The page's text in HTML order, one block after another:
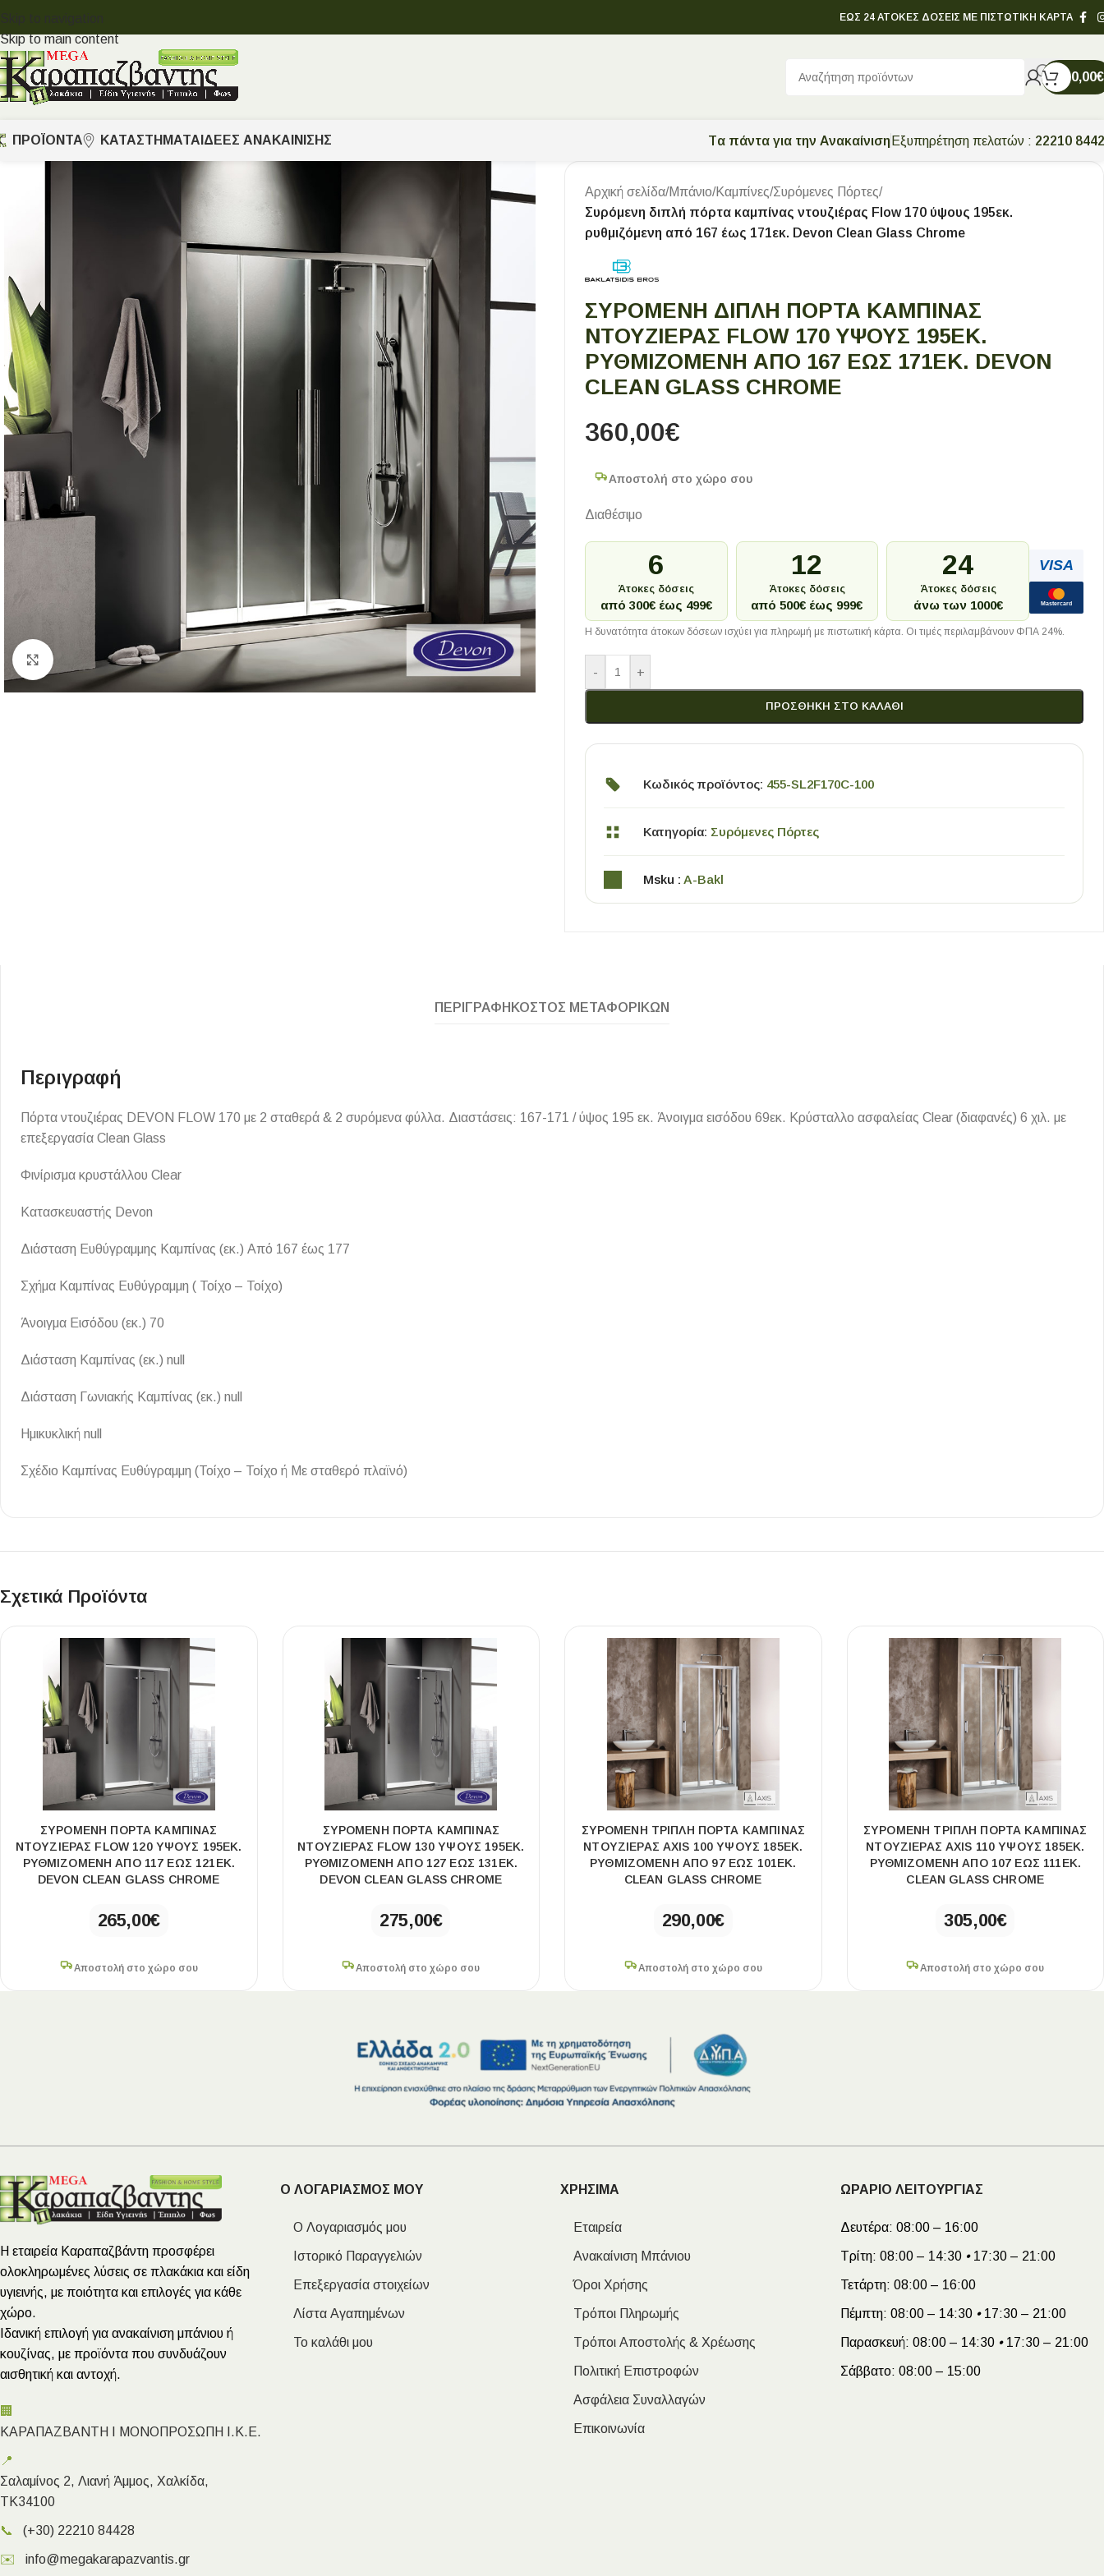
Skip to navigation
Skip to main content
ΕΩΣ 24 ΑΤΟΚΕΣ ΔΟΣΕΙΣ ΜΕ ΠΙΣΤΩΤΙΚΗ ΚΑΡΤΑ
0,00€
ΠΡΟΪΟΝΤΑ
Επένδυσης Τοίχου
Ψηφίδες
Ειδικά Τεμάχια
ΚΑΤΑΣΤΗΜΑΤΑ ΙΔΈΕΣ ΑΝΑΚΑΊΝΙΣΗΣ Tα πάντα για την Ανακαίνιση Εξυπηρέτηση πελατών : 22210
Κλικ για μεγέθυνση
Αρχική σελίδα/Μπάνιο/Καμπίνες/Συρόμενες Πόρτες/
Συρόμενη διπλή πόρτα καμπίνας ντουζιέρας Flow 170 ύψους 195εκ.
ρυθμιζόμενη από 167 έως 171εκ. Devon Clean Glass Chrome
ΣΥΡΌΜΕΝΗ ΔΙΠΛΉ ΠΌΡΤΑ ΚΑΜΠΊΝΑΣ
ΝΤΟΥΖΙΈΡΑΣ FLOW 170 ΎΨΟΥΣ 195ΕΚ.
ΡΥΘΜΙΖΌΜΕΝΗ ΑΠΌ 167 ΈΩΣ 171ΕΚ. DEVON
CLEAN GLASS CHROME
360,00€
Αποστολή στο χώρο σου
Διαθέσιμο
6
Άτοκες δόσεις
από 300€ έως 499€
12
Άτοκες δόσεις
από 500€ έως 999€
24
Άτοκες δόσεις
άνω των 1000€
VISA
Mastercard
Η δυνατότητα άτοκων δόσεων ισχύει για πληρωμή με πιστωτική κάρτα. Οι τιμές περιλαμβάνουν ΦΠΑ 24%.
- +
ΠΡΟΣΘΉΚΗ ΣΤΟ ΚΑΛΆΘΙ
Κωδικός προϊόντος: 455-SL2F170C-100
Κατηγορία: Συρόμενες Πόρτες
Msku : A-Bakl
ΠΕΡΙΓΡΑΦΉ ΚΌΣΤΟΣ ΜΕΤΑΦΟΡΙΚΏΝ
Περιγραφή
Πόρτα ντουζιέρας DEVON FLOW 170 με 2 σταθερά & 2 συρόμενα φύλλα. Διαστάσεις: 167-171 / ύψος 195 εκ. Άνοιγμα εισόδου 69εκ. Κρύσταλλο ασφαλείας Clear (διαφανές) 6 χιλ. με
επεξεργασία Clean Glass
Φινίρισμα κρυστάλλου Clear
Κατασκευαστής Devon
Διάσταση Ευθύγραμμης Καμπίνας (εκ.) Από 167 έως 177
Σχήμα Καμπίνας Ευθύγραμμη ( Τοίχο – Τοίχο)
Άνοιγμα Εισόδου (εκ.) 70
Διάσταση Καμπίνας (εκ.) null
Διάσταση Γωνιακής Καμπίνας (εκ.) null
Ημικυκλική null
Σχέδιο Καμπίνας Ευθύγραμμη (Τοίχο – Τοίχο ή Με σταθερό πλαϊνό)
Σχετικά Προϊόντα
ΣΥΡΌΜΕΝΗ ΠΌΡΤΑ ΚΑΜΠΊΝΑΣ
ΝΤΟΥΖΙΈΡΑΣ FLOW 120 ΎΨΟΥΣ 195ΕΚ.
ΡΥΘΜΙΖΌΜΕΝΗ ΑΠΌ 117 ΈΩΣ 121ΕΚ.
DEVON CLEAN GLASS CHROME
265,00€
Αποστολή στο χώρο σου
ΣΥΡΌΜΕΝΗ ΠΌΡΤΑ ΚΑΜΠΊΝΑΣ
ΝΤΟΥΖΙΈΡΑΣ FLOW 130 ΎΨΟΥΣ 195ΕΚ.
ΡΥΘΜΙΖΌΜΕΝΗ ΑΠΌ 127 ΈΩΣ 131ΕΚ.
DEVON CLEAN GLASS CHROME
275,00€
Αποστολή στο χώρο σου
ΣΥΡΌΜΕΝΗ ΤΡΙΠΛΉ ΠΌΡΤΑ ΚΑΜΠΊΝΑΣ
ΝΤΟΥΖΙΈΡΑΣ AXIS 100 ΎΨΟΥΣ 185ΕΚ.
ΡΥΘΜΙΖΌΜΕΝΗ ΑΠΌ 97 ΈΩΣ 101ΕΚ.
CLEAN GLASS CHROME
290,00€
Αποστολή στο χώρο σου
ΣΥΡΌΜΕΝΗ ΤΡΙΠΛΉ ΠΌΡΤΑ ΚΑΜΠΊΝΑΣ
ΝΤΟΥΖΙΈΡΑΣ AXIS 110 ΎΨΟΥΣ 185ΕΚ.
ΡΥΘΜΙΖΌΜΕΝΗ ΑΠΌ 107 ΈΩΣ 111ΕΚ.
CLEAN GLASS CHROME
305,00€
Αποστολή στο χώρο σου
Η εταιρεία Καραπαζβάντη προσφέρει
ολοκληρωμένες λύσεις σε πλακάκια και είδη
υγιεινής, με ποιότητα και επιλογές για κάθε
χώρο.
Ιδανική επιλογή για ανακαίνιση μπάνιου ή
κουζίνας, με προϊόντα που συνδυάζουν
αισθητική και αντοχή.
🏢
ΚΑΡΑΠΑΖΒΑΝΤΗ Ι ΜΟΝΟΠΡΟΣΩΠΗ Ι.Κ.Ε.
📍
Σαλαμίνος 2, Λιανή Άμμος, Χαλκίδα,
ΤΚ34100
📞 (+30) 22210 84428
✉️ info@megakarapazvantis.gr
Ο ΛΟΓΑΡΙΑΣΜΟΣ ΜΟΥ
Ο Λογαριασμός μου
Ιστορικό Παραγγελιών
Επεξεργασία στοιχείων
Λίστα Αγαπημένων
Το καλάθι μου
ΧΡΗΣΙΜΑ
Εταιρεία
Ανακαίνιση Μπάνιου
Όροι Χρήσης
Τρόποι Πληρωμής
Τρόποι Αποστολής & Χρέωσης
Πολιτική Επιστροφών
Ασφάλεια Συναλλαγών
Επικοινωνία
ΩΡΑΡΙΟ ΛΕΙΤΟΥΡΓΙΑΣ
Δευτέρα: 08:00 – 16:00
Τρίτη: 08:00 – 14:30 •17:30 – 21:00
Τετάρτη: 08:00 – 16:00
Πέμπτη: 08:00 – 14:30 •17:30 – 21:00
Παρασκευή: 08:00 – 14:30 •17:30 – 21:00
Σάββατο: 08:00 – 15:00